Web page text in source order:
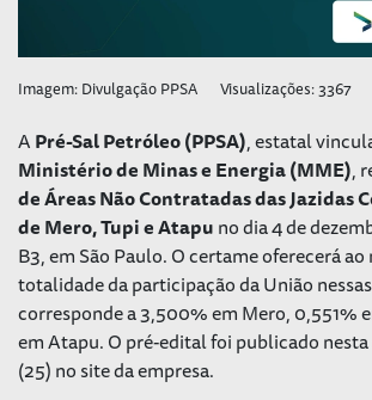
Imagem: Divulgação PPSA Visualizações: 3367
APré-Sal Petróleo (PPSA), estatal
Ministério de Minas e Energia (MME),
de Áreas Não Contratadas das Jazidas
de Mero, Tupi e Atapuno dia 4 de
B3, em São Paulo. O certame oferecerá
totalidade da participação da União
corresponde a 3,500% em Mero, 0,551%
em Atapu. O pré-edital foi publicado
(25) no site da empresa.